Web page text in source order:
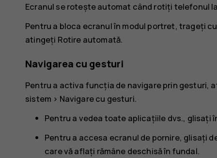
Ecranul se rotește automat când rotiți telefonul
Pentru a bloca ecranul în modul portret, trageți
atingeți Rotire automată.
Navigarea cu gesturi
Pentru a activa funcția de navigare prin gesturi,
sistem > Navigare cu gesturi.
Pentru a vedea toate aplicațiile dvs., glisați
Pentru a accesa ecranul de pornire, glisați
care vă aflați rămâne deschisă în fundal.